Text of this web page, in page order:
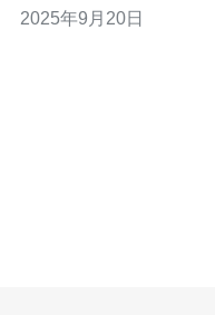
的优选提供者，凭借其
2025年9月20日